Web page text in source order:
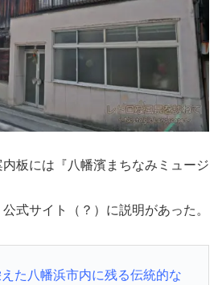
板には『八幡濱まちなみミュージ
式サイト（？）に説明があった。
た八幡浜市内に残る伝統的な